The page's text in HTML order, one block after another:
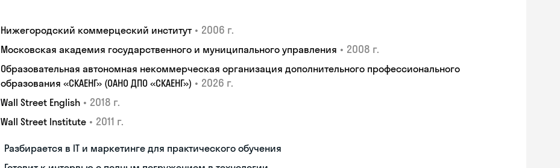
Нижегородский коммерцеский институт • 2006 г.
Московская академия государственного и муниципального управления • 2008 г.
Образовательная автономная некоммерческая организация дополнительного профессионального
образования «СКАЕНГ» (ОАНО ДПО «СКАЕНГ») • 2026 г.
Wall Street English • 2018 г.
Wall Street Institute • 2011 г.
Разбирается в IT и маркетинге для практического обучения